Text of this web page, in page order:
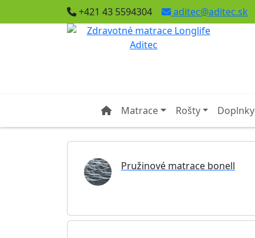
+421 43 5594304 aditec@aditec.sk
Matrace Rošty Doplnky
Pružinové matrace bonell